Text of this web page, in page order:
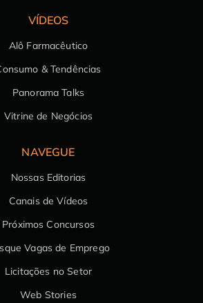
VÍDEOS
Alô Farmacêutico
& Tendências
Panorama Talks
Vitrine de Negócios
NAVEGUE
Nossas Editorias
Canais de Vídeos
Próximos Concursos
Vagas de Emprego
Licitações no Setor
Web Stories